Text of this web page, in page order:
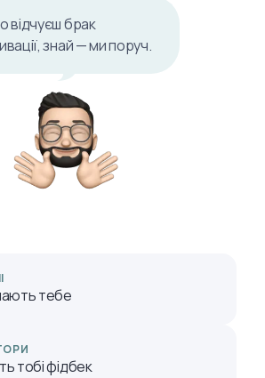
відчуєш брак
знай — ми поруч.
тебе
тобі фідбек